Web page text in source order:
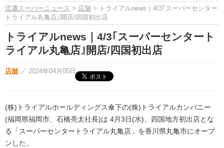
流通スーパーニュース > 店舗 > トライアルnews｜4/3｢スーパーセンター
トライアル丸亀店｣開店/四国初出店
トライアルnews｜4/3｢スーパーセンタート
ライアル丸亀店｣開店/四国初出店
店舗 ／ 2024年04月05日
(株)トライアルホールディングス傘下の(株)トライアルカンパニー
(福岡県福岡市、石橋亮太社長)は 4月3日(水)、四国地方初出店とな
る「スーパーセンタートライアル丸亀店」を香川県丸亀市にオープ
ンした。